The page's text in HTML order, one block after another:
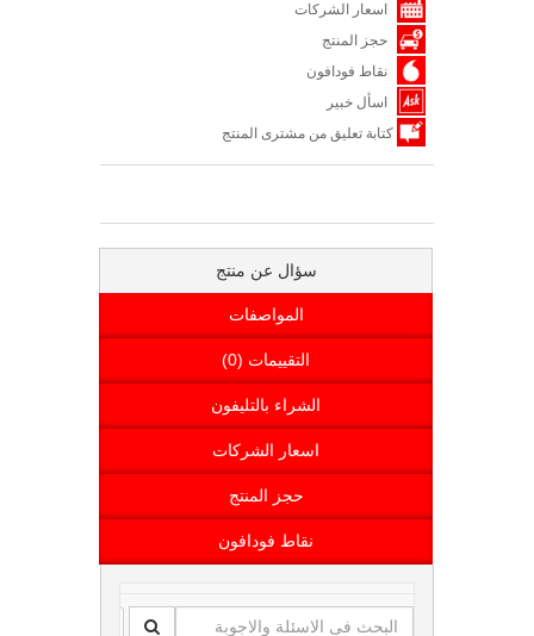
اسعار الشركات
حجز المنتج
نقاط فودافون
اسأل خبير
كتابة تعليق من مشترى المنتج
سؤال عن منتج
المواصفات
التقييمات (0)
الشراء بالتليفون
اسعار الشركات
حجز المنتج
نقاط فودافون